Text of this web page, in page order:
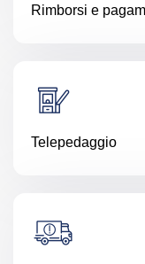
Rimborsi e
Telepedaggio